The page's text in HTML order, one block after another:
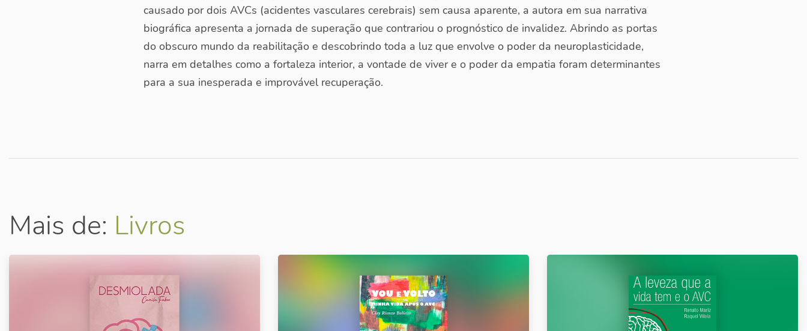
causado por dois AVCs (acidentes vasculares cerebrais) sem causa aparente, a autora em sua narrativa
biográfica apresenta a jornada de superação que contrariou o prognóstico de invalidez. Abrindo as portas
do obscuro mundo da reabilitação e descobrindo toda a luz que envolve o poder da neuroplasticidade,
narra em detalhes como a fortaleza interior, a vontade de viver e o poder da empatia foram determinantes
para a sua inesperada e improvável recuperação.
Mais de: Livros